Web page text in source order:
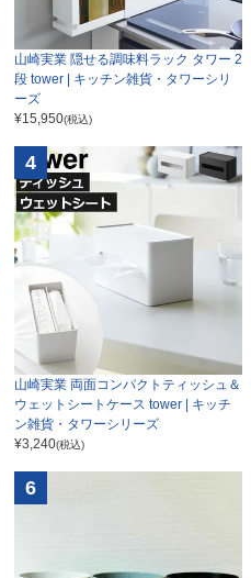
山崎実業 隠せる調味料ラック タワー 2
段 tower | キッチン雑貨・タワーシリ
ーズ
¥15,950(税込)
4
山崎実業 両面コンパクトティッシュ＆
ウェットシートケース tower | キッチ
ン雑貨・タワーシリーズ
¥3,240(税込)
6